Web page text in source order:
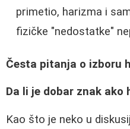
primetio, harizma i
fizičke "nedostatke"
Česta pitanja o izboru
Da li je dobar znak ako
Kao što je neko u